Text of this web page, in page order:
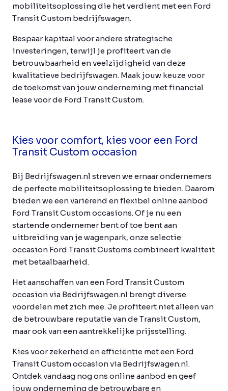
mobiliteitsoplossing die het verdient met een Ford
Transit Custom bedrijfswagen.
Bespaar kapitaal voor andere strategische
investeringen, terwijl je profiteert van de
betrouwbaarheid en veelzijdigheid van deze
kwalitatieve bedrijfswagen. Maak jouw keuze voor
de toekomst van jouw onderneming met financial
lease voor de Ford Transit Custom.
Kies voor comfort, kies voor een Ford
Transit Custom occasion
Bij Bedrijfswagen.nl streven we ernaar ondernemers
de perfecte mobiliteitsoplossing te bieden. Daarom
bieden we een variërend en flexibel online aanbod
Ford Transit Custom occasions. Of je nu een
startende ondernemer bent of toe bent aan
uitbreiding van je wagenpark, onze selectie
occasion Ford Transit Customs combineert kwaliteit
met betaalbaarheid.
Het aanschaffen van een Ford Transit Custom
occasion via Bedrijfswagen.nl brengt diverse
voordelen met zich mee. Je profiteert niet alleen van
de betrouwbare reputatie van de Transit Custom,
maar ook van een aantrekkelijke prijsstelling.
Kies voor zekerheid en efficiëntie met een Ford
Transit Custom occasion via Bedrijfswagen.nl.
Ontdek vandaag nog ons online aanbod en geef
jouw onderneming de betrouwbare en